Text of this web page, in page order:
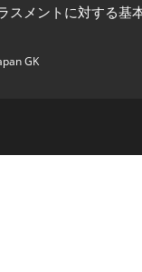
スメントに対する基
GK